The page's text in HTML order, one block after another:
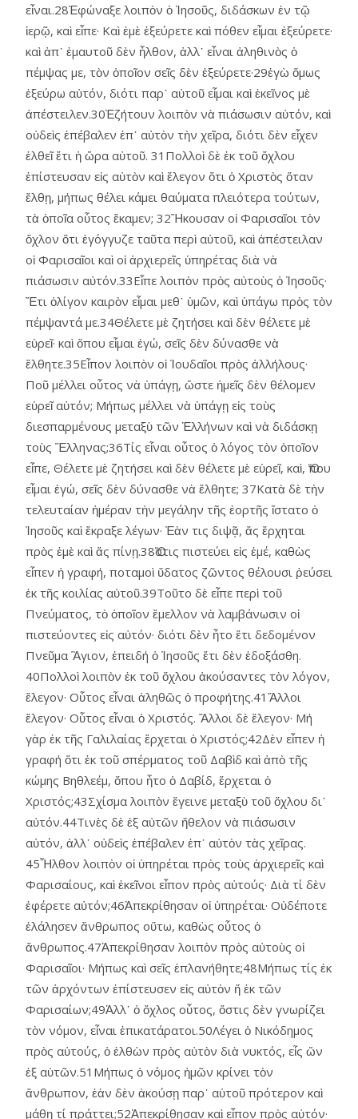
εἶναι.28Ἐφώναξε λοιπὸν ὁ Ἰησοῦς, διδάσκων ἐν τῷ
ἱερῷ, καὶ εἶπε· Καὶ ἐμὲ ἐξεύρετε καὶ πόθεν εἶμαι ἐξεύρετε·
καὶ ἀπ᾿ ἐμαυτοῦ δὲν ἦλθον, ἀλλ᾿ εἶναι ἀληθινὸς ὁ
πέμψας με, τὸν ὁποῖον σεῖς δὲν ἐξεύρετε·29ἐγὼ ὅμως
ἐξεύρω αὐτόν, διότι παρ᾿ αὐτοῦ εἶμαι καὶ ἐκεῖνος μὲ
ἀπέστειλεν.30Ἐζήτουν λοιπὸν νὰ πιάσωσιν αὐτόν, καὶ
οὐδεὶς ἐπέβαλεν ἐπ᾿ αὐτὸν τὴν χεῖρα, διότι δὲν εἶχεν
ἐλθεῖ ἔτι ἡ ὥρα αὐτοῦ. 31Πολλοὶ δὲ ἐκ τοῦ ὄχλου
ἐπίστευσαν εἰς αὐτὸν καὶ ἔλεγον ὅτι ὁ Χριστὸς ὅταν
ἔλθῃ, μήπως θέλει κάμει θαύματα πλειότερα τούτων,
τὰ ὁποῖα οὗτος ἔκαμεν; 32Ἤκουσαν οἱ Φαρισαῖοι τὸν
ὄχλον ὅτι ἐγόγγυζε ταῦτα περὶ αὐτοῦ, καὶ ἀπέστειλαν
οἱ Φαρισαῖοι καὶ οἱ ἀρχιερεῖς ὑπηρέτας διὰ νὰ
πιάσωσιν αὐτόν.33Εἶπε λοιπὸν πρὸς αὐτοὺς ὁ Ἰησοῦς·
Ἔτι ὀλίγον καιρὸν εἶμαι μεθ᾿ ὑμῶν, καὶ ὑπάγω πρὸς τὸν
πέμψαντά με.34Θέλετε μὲ ζητήσει καὶ δὲν θέλετε μὲ
εὑρεῖ· καὶ ὅπου εἶμαι ἐγώ, σεῖς δὲν δύνασθε νὰ
ἔλθητε.35Εἶπον λοιπὸν οἱ Ἰουδαῖοι πρὸς ἀλλήλους·
Ποῦ μέλλει οὗτος νὰ ὑπάγῃ, ὥστε ἡμεῖς δὲν θέλομεν
εὑρεῖ αὐτόν; Μήπως μέλλει νὰ ὑπάγῃ εἰς τοὺς
διεσπαρμένους μεταξὺ τῶν Ἑλλήνων καὶ νὰ διδάσκῃ
τοὺς Ἕλληνας;36Τίς εἶναι οὗτος ὁ λόγος τὸν ὁποῖον
εἶπε, Θέλετε μὲ ζητήσει καὶ δὲν θέλετε μὲ εὑρεῖ, καὶ, Ὅπου
εἶμαι ἐγώ, σεῖς δὲν δύνασθε νὰ ἔλθητε; 37Κατὰ δὲ τὴν
τελευταίαν ἡμέραν τὴν μεγάλην τῆς ἑορτῆς ἵστατο ὁ
Ἰησοῦς καὶ ἔκραξε λέγων· Ἐὰν τις διψᾷ, ἄς ἔρχηται
πρὸς ἐμὲ καὶ ἄς πίνῃ.38Ὅστις πιστεύει εἰς ἐμέ, καθὼς
εἶπεν ἡ γραφή, ποταμοὶ ὕδατος ζῶντος θέλουσι ῥεύσει
ἐκ τῆς κοιλίας αὐτοῦ.39Τοῦτο δὲ εἶπε περὶ τοῦ
Πνεύματος, τὸ ὁποῖον ἔμελλον νὰ λαμβάνωσιν οἱ
πιστεύοντες εἰς αὐτόν· διότι δὲν ἦτο ἔτι δεδομένον
Πνεῦμα Ἃγιον, ἐπειδή ὁ Ἰησοῦς ἔτι δὲν ἐδοξάσθη.
40Πολλοὶ λοιπὸν ἐκ τοῦ ὄχλου ἀκούσαντες τὸν λόγον,
ἔλεγον· Οὗτος εἶναι ἀληθῶς ὁ προφήτης.41Ἄλλοι
ἔλεγον· Οὗτος εἶναι ὁ Χριστός. Ἄλλοι δὲ ἔλεγον· Μή
γὰρ ἐκ τῆς Γαλιλαίας ἔρχεται ὁ Χριστός;42Δὲν εἶπεν ἡ
γραφή ὅτι ἐκ τοῦ σπέρματος τοῦ Δαβὶδ καὶ ἀπὸ τῆς
κώμης Βηθλεέμ, ὅπου ἦτο ὁ Δαβίδ, ἔρχεται ὁ
Χριστός;43Σχίσμα λοιπὸν ἔγεινε μεταξὺ τοῦ ὄχλου δι᾿
αὐτόν.44Τινὲς δὲ ἐξ αὐτῶν ἤθελον νὰ πιάσωσιν
αὐτόν, ἀλλ᾿ οὐδεὶς ἐπέβαλεν ἐπ᾿ αὐτὸν τὰς χεῖρας.
45Ἦλθον λοιπὸν οἱ ὑπηρέται πρὸς τοὺς ἀρχιερεῖς καὶ
Φαρισαίους, καὶ ἐκεῖνοι εἶπον πρὸς αὐτούς· Διὰ τί δὲν
ἐφέρετε αὐτόν;46Ἀπεκρίθησαν οἱ ὑπηρέται· Οὐδέποτε
ἐλάλησεν ἄνθρωπος οὕτω, καθὼς οὗτος ὁ
ἄνθρωπος.47Ἀπεκρίθησαν λοιπὸν πρὸς αὐτοὺς οἱ
Φαρισαῖοι· Μήπως καὶ σεῖς ἐπλανήθητε;48Μήπως τίς ἐκ
τῶν ἀρχόντων ἐπίστευσεν εἰς αὐτὸν ἤ ἐκ τῶν
Φαρισαίων;49Ἀλλ᾿ ὁ ὄχλος οὗτος, ὅστις δὲν γνωρίζει
τὸν νόμον, εἶναι ἐπικατάρατοι.50Λέγει ὁ Νικόδημος
πρὸς αὐτούς, ὁ ἐλθὼν πρὸς αὐτὸν διὰ νυκτός, εἷς ὤν
ἐξ αὐτῶν.51Μήπως ὁ νόμος ἡμῶν κρίνει τὸν
ἄνθρωπον, ἐὰν δὲν ἀκούσῃ παρ᾿ αὐτοῦ πρότερον καὶ
μάθῃ τί πράττει;52Ἀπεκρίθησαν καὶ εἶπον πρὸς αὐτόν·